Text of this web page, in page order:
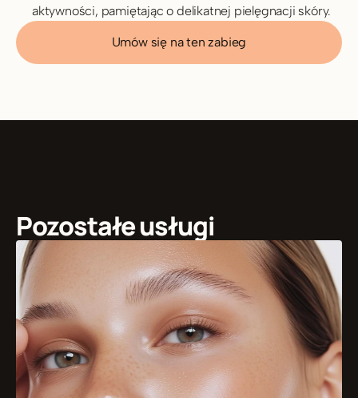
aktywności, pamiętając o delikatnej pielęgnacji skóry.
Umów się na ten zabieg
Pozostałe usługi